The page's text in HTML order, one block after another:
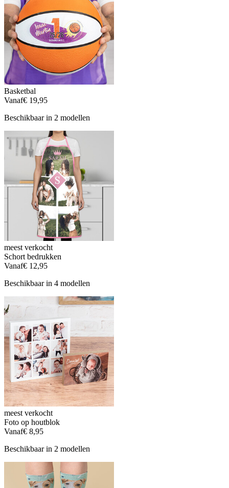
Basketbal
Vanaf€ 19,95
Beschikbaar in 2 modellen
meest verkocht
Schort bedrukken
Vanaf€ 12,95
Beschikbaar in 4 modellen
meest verkocht
Foto op houtblok
Vanaf€ 8,95
Beschikbaar in 2 modellen